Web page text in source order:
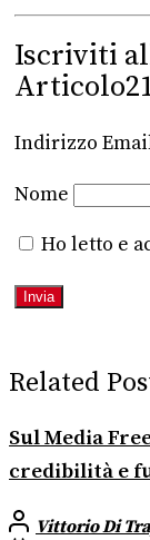
Iscriviti
Indirizzo
Nome
Ho letto e
Related
Sul Media
credibilità e
Vittorio Di